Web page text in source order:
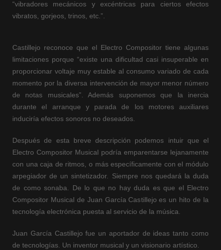
“vibradores mecánicos y excéntricas para ciertos efectos
vibratos, gorjeos, trinos, etc.”.
Castillejo reconoce que el Electro Compositor tiene algunas
limitaciones porque “existe una dificultad casi insuperable en
proporcionar voltaje muy estable al consumo variado de cada
momento por la diversa intervención de mayor menor número
de notas musicales”. Además suponemos que la inercia
durante el arranque y parada de los motores auxiliares
induciría efectos sonoros no deseados.
Después de esta breve descripción podemos intuir que el
Electro Compositor Musical podría emparentarse lejanamente
con una caja de ritmos, o más específicamente con el módulo
arpegiador de un sintetizador. Siempre nos quedará la duda
de como sonaba. De lo que no hay duda es que el Electro
Compositor Musical de Juan García Castillejo es un hito de la
tecnología electrónica puesta al servicio de la música.
Juan García Castillejo fue un aportador de ideas tanto como
de tecnologías. Un inventor musical y un visionario artístico.